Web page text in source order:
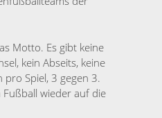
Motto. Es gibt keine
kein Abseits, keine
Spiel, 3 gegen 3.
wieder auf die